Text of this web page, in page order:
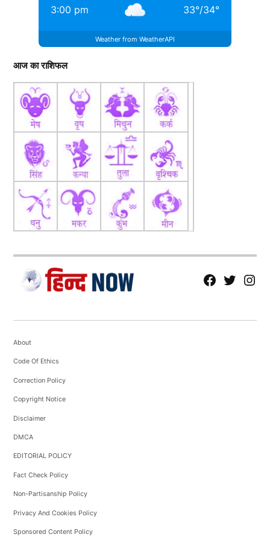
3:00 pm 33°/34°
Weather from WeatherAPI
आज का राशिफल
fb Tw tw
About
Code Of Ethics
Correction Policy
Copyright Notice
Disclaimer
DMCA
EDITORIAL POLICY
Fact Check Policy
Non-Partisanship Policy
Privacy And Cookies Policy
Sponsored Content Policy